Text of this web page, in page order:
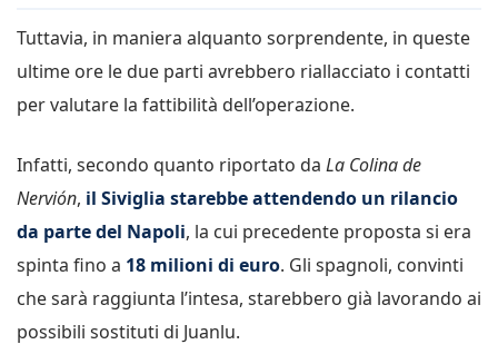
Tuttavia, in maniera alquanto sorprendente, in queste
ultime ore le due parti avrebbero riallacciato i contatti
per valutare la fattibilità dell’operazione.
Infatti, secondo quanto riportato da La Colina de
Nervión, il Siviglia starebbe attendendo un rilancio
da parte del Napoli, la cui precedente proposta si era
spinta fino a 18 milioni di euro. Gli spagnoli, convinti
che sarà raggiunta l’intesa, starebbero già lavorando ai
possibili sostituti di Juanlu.